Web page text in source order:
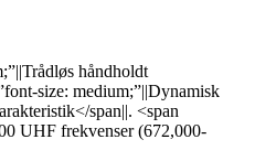
696 Mhz TXS-
606HT
håndholdt
size: medium;”||Dynamisk
span||. <span
UHF frekvenser (672,000-